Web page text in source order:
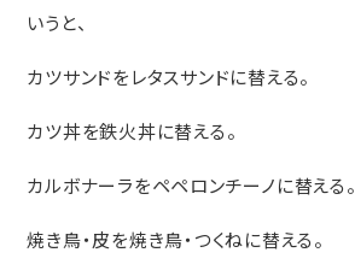
いうと、
カツサンドをレタスサンドに替える。
カツ丼を鉄火丼に替える。
カルボナーラをペペロンチーノに替える。
焼き鳥・皮を焼き鳥・つくねに替える。